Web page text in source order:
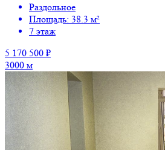
Раздольное
Площадь: 38.3 м²
7 этаж
5 170 500 ₽
3000 м